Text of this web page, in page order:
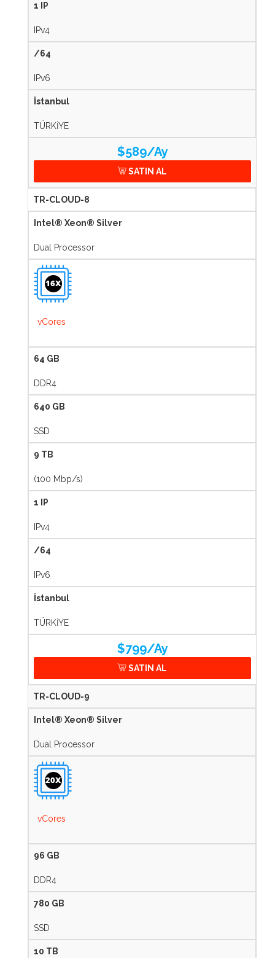
1 IP
IPv4
/64
IPv6
İstanbul
TÜRKİYE
$589/Ay
SATIN AL
TR-CLOUD-8
Intel® Xeon® Silver
Dual Processor
16X
vCores
64 GB
DDR4
640 GB
SSD
9 TB
(100 Mbp/s)
1 IP
IPv4
/64
IPv6
İstanbul
TÜRKİYE
$799/Ay
SATIN AL
TR-CLOUD-9
Intel® Xeon® Silver
Dual Processor
20X
vCores
96 GB
DDR4
780 GB
SSD
10 TB